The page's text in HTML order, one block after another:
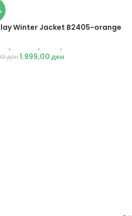
Winter Jacket B2405-orange
, , ,
ден 1.999,00 ден